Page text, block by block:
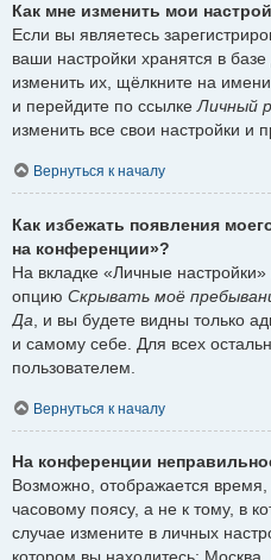
Как мне изменить мои
Если вы являетесь
ваши настройки хранятся в
изменить их, щёлкните на
и перейдите по ссылкеЛичный
изменить все свои настройки и
Вернуться к началу
Как избежать появления
на конференции»?
На вкладке «Личные
опцию Скрывать моё
Да , и вы будете видны только
и самому себе. Для всех
пользователем.
Вернуться к началу
На конференции
Возможно, отображается
часовому поясу, а не к тому, в
случае измените в личных